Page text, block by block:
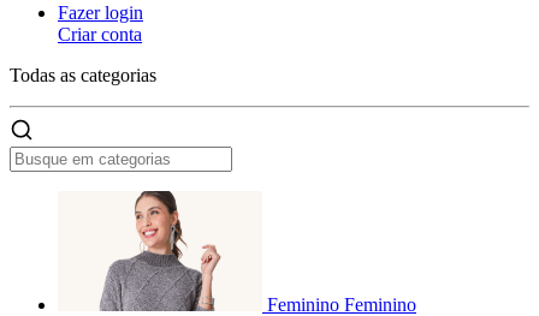
Fazer login
Criar conta
Todas as categorias
Feminino Feminino